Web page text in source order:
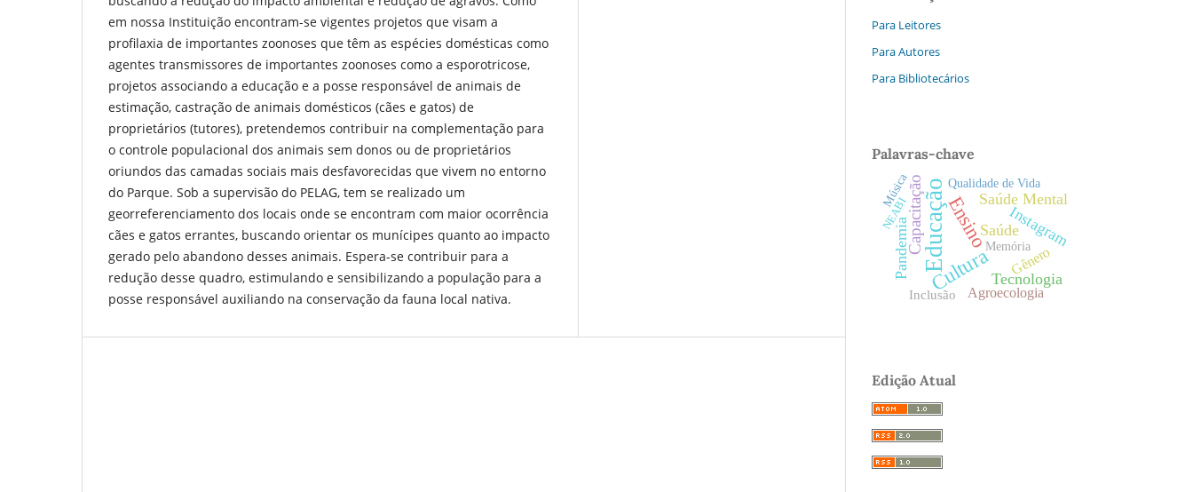
em nossa Instituição encontram-se vigentes projetos que visam a
profilaxia de importantes zoonoses que têm as espécies domésticas como
agentes transmissores de importantes zoonoses como a esporotricose,
projetos associando a educação e a posse responsável de animais de
estimação, castração de animais domésticos (cães e gatos) de
proprietários (tutores), pretendemos contribuir na complementação para
o controle populacional dos animais sem donos ou de proprietários
oriundos das camadas sociais mais desfavorecidas que vivem no entorno
do Parque. Sob a supervisão do PELAG, tem se realizado um
georreferenciamento dos locais onde se encontram com maior ocorrência
cães e gatos errantes, buscando orientar os munícipes quanto ao impacto
gerado pelo abandono desses animais. Espera-se contribuir para a
redução desse quadro, estimulando e sensibilizando a população para a
posse responsável auxiliando na conservação da fauna local nativa.
Para Leitores
Para Autores
Para Bibliotecários
Palavras-chave
Educação
Cultura
Ensino
Capacitação
Pandemia Saúde
Tecnologia
Instagram
Saúde Mental
Agroecologia
Gênero
Inclusão
Qualidade de Vida
Memória
Música
NEABI
Edição Atual